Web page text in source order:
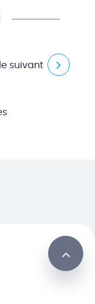
suivant